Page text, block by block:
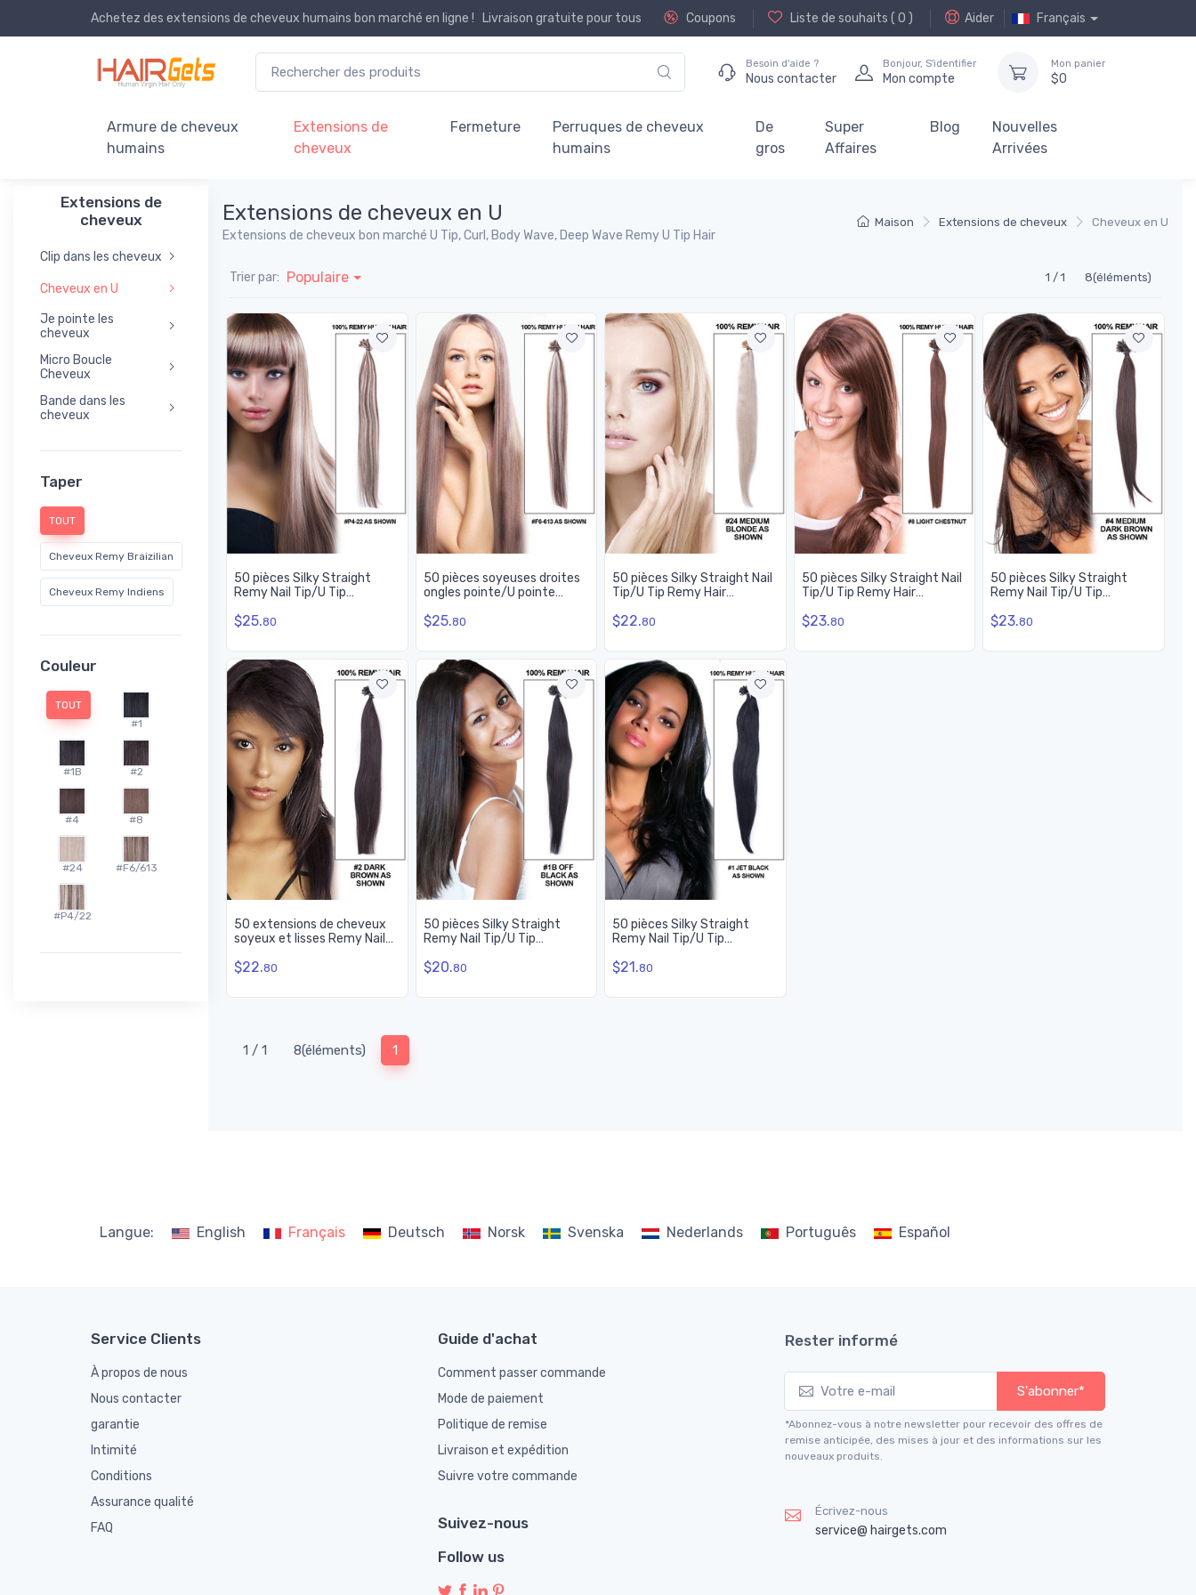
Achetez des extensions de cheveux humains bon marché en ligne ! Livraison gratuite pour tous Coupons Liste de souhaits (0 ) Aider Français
Besoin d'aide ?
Nous contacter
Bonjour, S'identifier
Mon compte
Mon panier
$0
Armure de cheveux
humains
Extensions de
cheveux
Fermeture
Perruques de cheveux
humains
De
gros
Super
Affaires
Blog
Nouvelles
Arrivées
Extensions de
cheveux
Clip dans les cheveux
Cheveux en U
Je pointe les
cheveux
Micro Boucle
Cheveux
Bande dans les
cheveux
Taper
TOUT
Cheveux Remy Braizilian
Cheveux Remy Indiens
Couleur
TOUT
#1
#1B #2
#4 #8
#24 #F6/613
#P4/22
Maison Extensions de cheveux Cheveux en U
Extensions de cheveux en U
Extensions de cheveux bon marché U Tip, Curl, Body Wave, Deep Wave Remy U Tip Hair
Trier par: Populaire 1 / 1 8(éléments)
50 pièces Silky Straight
Remy Nail Tip/U Tip
Marron/Blond (#P4/22)
$25.80
50 pièces soyeuses droites
ongles pointe/U pointe
cheveux blonds (#F6/613)
$25.80
50 pièces Silky Straight Nail
Tip/U Tip Remy Hair
Blonde(#24)
$22.80
50 pièces Silky Straight Nail
Tip/U Tip Remy Hair
Chestnut(#8)
$23.80
50 pièces Silky Straight
Remy Nail Tip/U Tip
moyen (#4)
$23.80
50 extensions de cheveux
soyeux et lisses Remy Nail
$22.80
50 pièces Silky Straight
Remy Nail Tip/U Tip
naturel (#1B)
$20.80
50 pièces Silky Straight
Remy Nail Tip/U Tip
Black(#1)
$21.80
1 / 1 8(éléments) 1(current)
Langue: English Français Deutsch Norsk Svenska Nederlands Português Español
Service Clients
À propos de nous
Nous contacter
garantie
Intimité
Conditions
Assurance qualité
FAQ
Guide d'achat
Comment passer commande
Mode de paiement
Politique de remise
Livraison et expédition
Suivre votre commande
Suivez-nous
Follow us
Rester informé
S'abonner*
*Abonnez-vous à notre newsletter pour recevoir des offres de
remise anticipée, des mises à jour et des informations sur les
nouveaux produits.
Écrivez-nous
service@ hairgets.com